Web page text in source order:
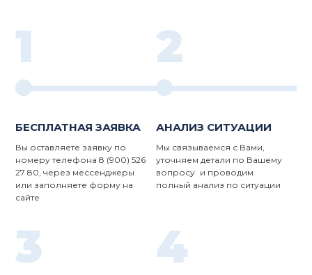
1
БЕСПЛАТНАЯ ЗАЯВКА
Вы оставляете заявку по
номеру телефона 8 (900) 526
27 80, через мессенджеры
или заполняете форму на
сайте
2
АНАЛИЗ СИТУАЦИИ
Мы связываемся с Вами,
уточняем детали по Вашему
вопросу и проводим
полный анализ по ситуации
3 4